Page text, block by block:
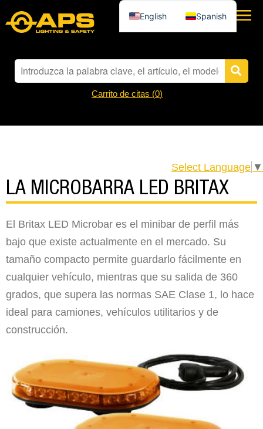
Carrito de citas (0)
Select Language ▼
LA MICROBARRA LED BRITAX
El Britax LED Microbar es el minibar de perfil más
bajo que existe actualmente en el mercado. Su
tamaño compacto permite guardarlo fácilmente en
cualquier vehículo, mientras que su salida de 360
grados, que supera las normas SAE Clase 1, lo hace
ideal para camiones, vehículos utilitarios y de
construcción.
English Spanish